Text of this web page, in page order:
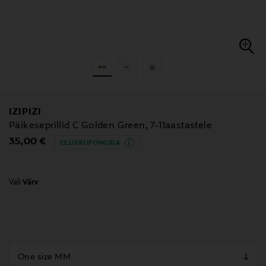
IZIPIZI
Päikeseprillid C Golden Green, 7-11aastastele
Original Price
35,00 € EELIS KUPONGIGA
Vali Värv